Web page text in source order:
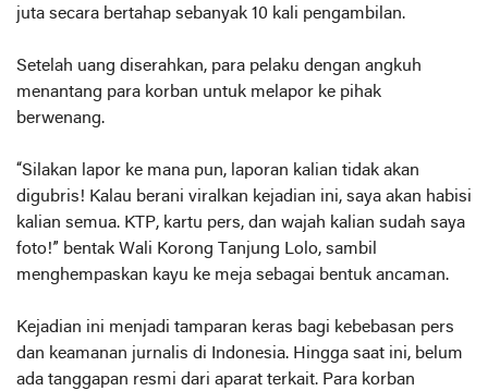
juta secara bertahap sebanyak 10 kali pengambilan.
Setelah uang diserahkan, para pelaku dengan angkuh
menantang para korban untuk melapor ke pihak
berwenang.
“Silakan lapor ke mana pun, laporan kalian tidak akan
digubris! Kalau berani viralkan kejadian ini, saya akan habisi
kalian semua. KTP, kartu pers, dan wajah kalian sudah saya
foto!” bentak Wali Korong Tanjung Lolo, sambil
menghempaskan kayu ke meja sebagai bentuk ancaman.
Kejadian ini menjadi tamparan keras bagi kebebasan pers
dan keamanan jurnalis di Indonesia. Hingga saat ini, belum
ada tanggapan resmi dari aparat terkait. Para korban